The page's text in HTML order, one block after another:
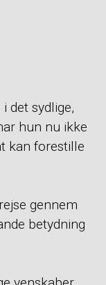
det sydlige,
hun nu ikke
kan forestille
gennem
betydning